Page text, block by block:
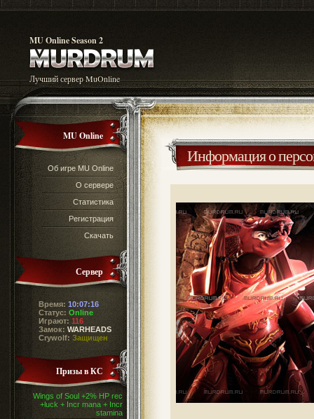
MU Online Season 2
Лучший сервер MuOnline
MU Online
Об игре MU Online
О сервере
Статистика
Регистрация
Скачать
Сервер
Время: 10:07:16
Статус: Online
Играют: 116
Замок: WARHEADS
Crywolf: Защищен
Призы в КС
Wings of Soul +2% HP rec
+luck + Incr mana + Incr
stamina
Информация о